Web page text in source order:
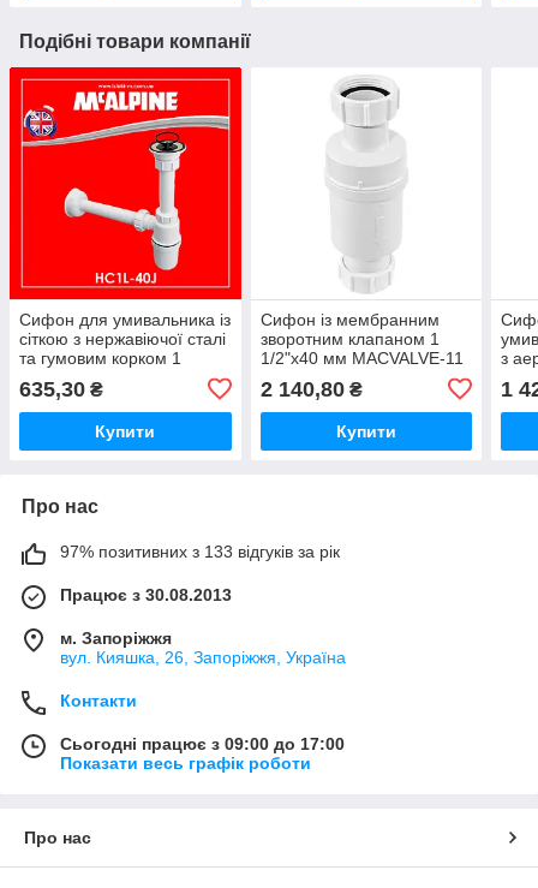
Подібні товари компанії
Сифон для умивальника із
сіткою з нержавіючої сталі
та гумовим корком 1
McAlpine
635,30 ₴
Купити
Сифон із мембранним
зворотним клапаном 1
1/2"х40 мм MACVALVE-11
2 140,80₴
Купити
з
1
Про нас
97% позитивних з 133 відгуків за рік
Працює з 30.08.2013
м. Запоріжжя
вул. Кияшка, 26, Запоріжжя, Україна
Контакти
Сьогодні працює з 09:00 до 17:00
Показати весь графік роботи
Про нас